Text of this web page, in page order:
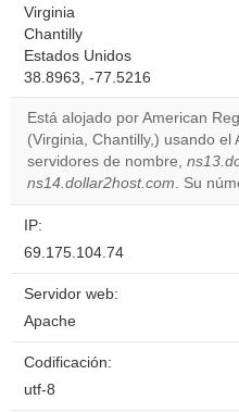
Virginia
Chantilly
Estados Unidos
38.8963, -77.5216
Está alojado por American
(Virginia, Chantilly,) usando el
servidores de nombre,
ns14.dollar2host.com. Su
IP:
69.175.104.74
Servidor web:
Apache
Codificación:
utf-8